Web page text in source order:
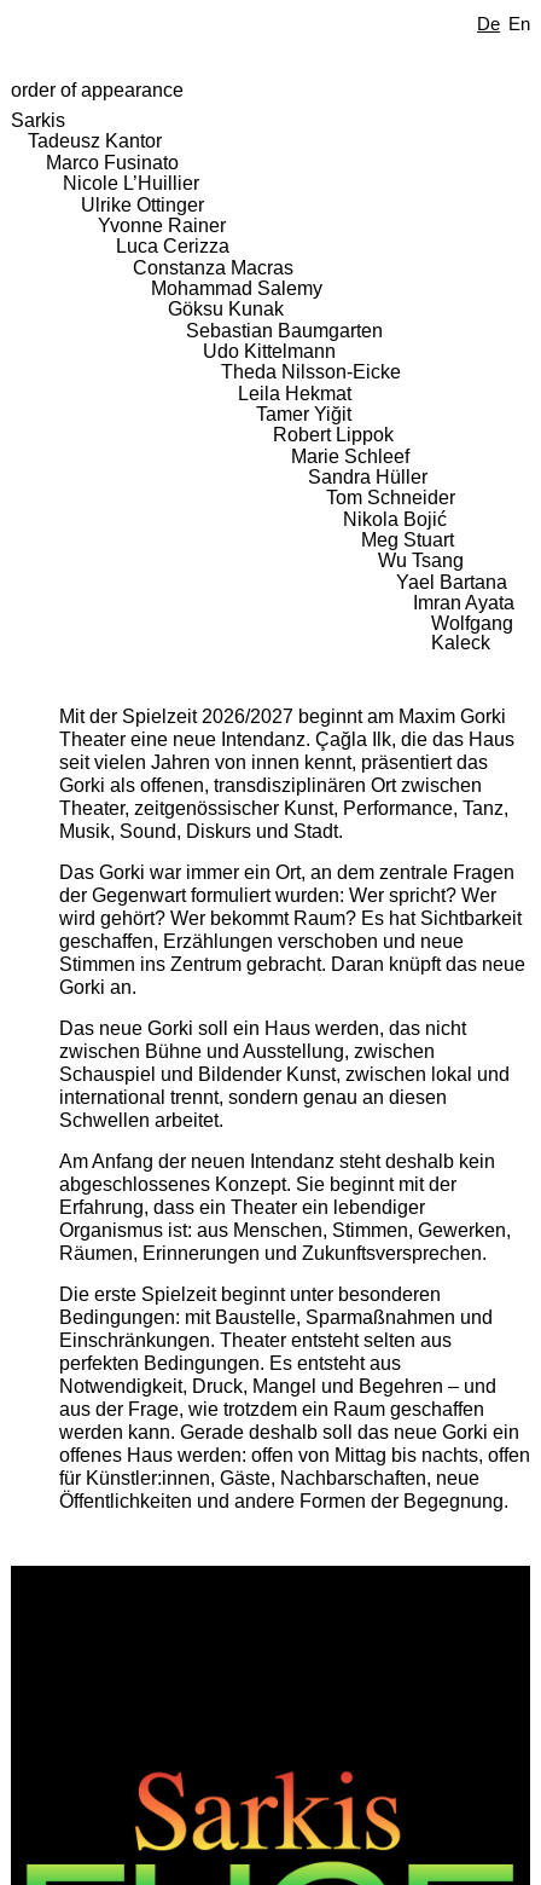
De En
order of appearance
Sarkis
Tadeusz Kantor
Marco Fusinato
Nicole L’Huillier
Ulrike Ottinger
Yvonne Rainer
Luca Cerizza
Constanza Macras
Mohammad Salemy
Göksu Kunak
Sebastian Baumgarten
Udo Kittelmann
Theda Nilsson-Eicke
Leila Hekmat
Tamer Yiğit
Robert Lippok
Marie Schleef
Sandra Hüller
Tom Schneider
Nikola Bojić
Meg Stuart
Wu Tsang
Yael Bartana
Imran Ayata
Wolfgang
Kaleck
Mit der Spielzeit 2026/2027 beginnt am Maxim Gorki
Theater eine neue Intendanz. Çağla Ilk, die das Haus
seit vielen Jahren von innen kennt, präsentiert das
Gorki als offenen, transdisziplinären Ort zwischen
Theater, zeitgenössischer Kunst, Performance, Tanz,
Musik, Sound, Diskurs und Stadt.
Das Gorki war immer ein Ort, an dem zentrale Fragen
der Gegenwart formuliert wurden: Wer spricht? Wer
wird gehört? Wer bekommt Raum? Es hat Sichtbarkeit
geschaffen, Erzählungen verschoben und neue
Stimmen ins Zentrum gebracht. Daran knüpft das neue
Gorki an.
Das neue Gorki soll ein Haus werden, das nicht
zwischen Bühne und Ausstellung, zwischen
Schauspiel und Bildender Kunst, zwischen lokal und
international trennt, sondern genau an diesen
Schwellen arbeitet.
Am Anfang der neuen Intendanz steht deshalb kein
abgeschlossenes Konzept. Sie beginnt mit der
Erfahrung, dass ein Theater ein lebendiger
Organismus ist: aus Menschen, Stimmen, Gewerken,
Räumen, Erinnerungen und Zukunftsversprechen.
Die erste Spielzeit beginnt unter besonderen
Bedingungen: mit Baustelle, Sparmaßnahmen und
Einschränkungen. Theater entsteht selten aus
perfekten Bedingungen. Es entsteht aus
Notwendigkeit, Druck, Mangel und Begehren – und
aus der Frage, wie trotzdem ein Raum geschaffen
werden kann. Gerade deshalb soll das neue Gorki ein
offenes Haus werden: offen von Mittag bis nachts, offen
für Künstler:innen, Gäste, Nachbarschaften, neue
Öffentlichkeiten und andere Formen der Begegnung.